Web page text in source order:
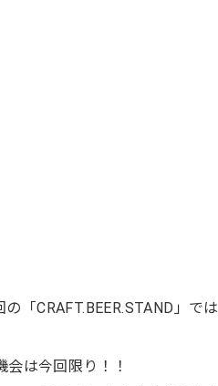
「CRAFT.BEER.STAND」では
は今回限り！！